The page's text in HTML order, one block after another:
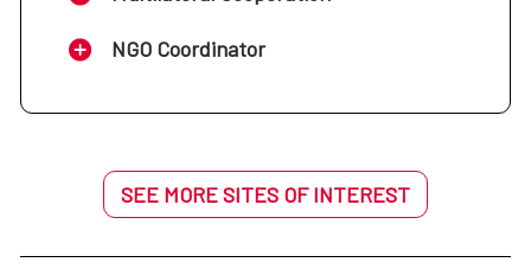
NGO Coordinator
SEE MORE SITES OF INTEREST